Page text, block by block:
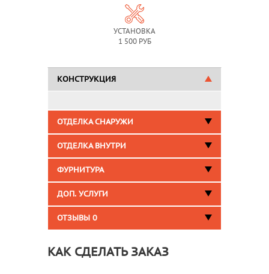
УСТАНОВКА
1 500 РУБ
КОНСТРУКЦИЯ
ОТДЕЛКА СНАРУЖИ
ОТДЕЛКА ВНУТРИ
ФУРНИТУРА
ДОП. УСЛУГИ
ОТЗЫВЫ 0
КАК СДЕЛАТЬ ЗАКАЗ